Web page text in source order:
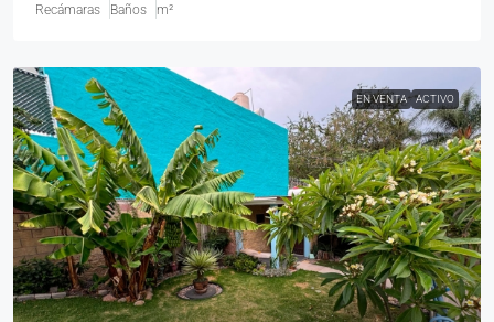
Recámaras Baños m²
EN VENTA ACTIVO